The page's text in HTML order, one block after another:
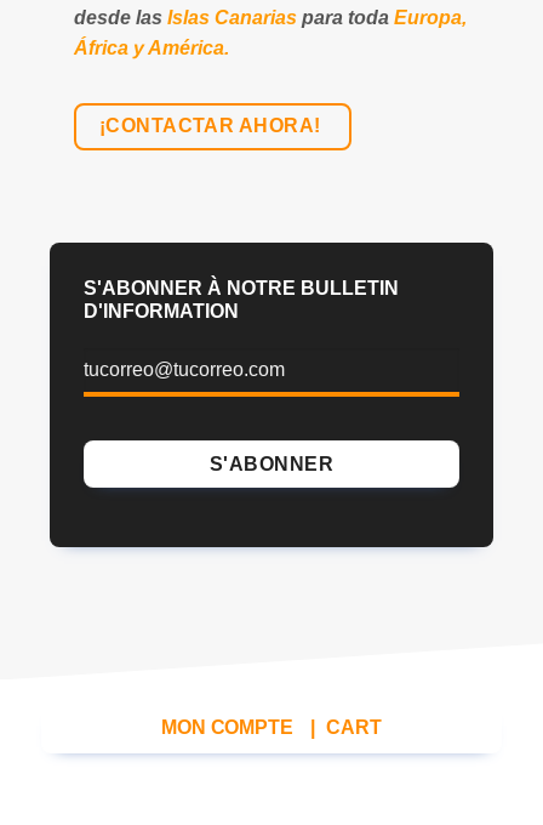
desde lasIslas Canarias para todaEuropa,
África y América.
¡CONTACTAR AHORA!
S'ABONNER À NOTRE BULLETIN
D'INFORMATION
MON COMPTE CART